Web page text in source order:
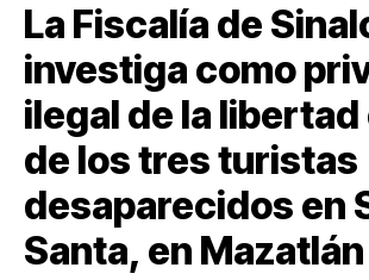
La Fiscalía de
investiga como
ilegal de la libertad
de los tres turistas
desaparecidos en
Santa, en Mazatlán